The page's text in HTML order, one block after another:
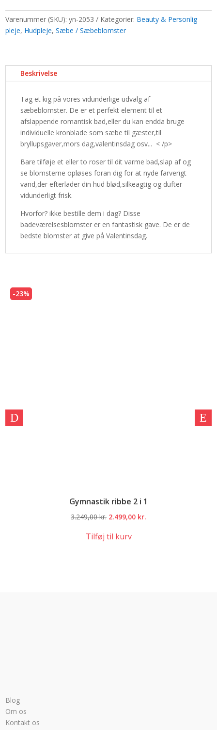
Roser
og
Varenummer (SKU):yn-2053 Kategorier: Beauty & Personlig
pleje, Hudpleje,Sæbe / Sæbeblomster
Beskrivelse
Tag et kig på vores vidunderlige udvalg af
sæbeblomster. De er et perfekt element til et
afslappende romantisk bad,eller du kan endda bruge
individuelle kronblade som sæbe til gæster,til
bryllupsgaver,mors dag,valentinsdag osv... < /p>
Bare tilføje et eller to roser til dit varme bad,slap af og
se blomsterne opløses foran dig for at nyde farverigt
vand,der efterlader din hud blød,silkeagtig og dufter
vidunderligt frisk.
Hvorfor? ikke bestille dem i dag? Disse
badeværelsesblomster er en fantastisk gave. De er de
bedste blomster at give på Valentinsdag.
-23%
Gymnastik ribbe 2 i 1
3.249,00kr. Den
pris
2.499,00 kr.
Tilføj til kurv
Blog
Om os
Kontakt os